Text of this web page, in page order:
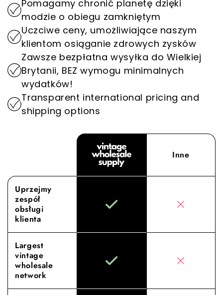
wydłużeniem żywotności odzieży poprzez jej
naprawę, odsprzedaż, upcykling i ponowne
wykorzystanie.
Nadając priorytet zrównoważonemu rozwojowi,
odgrywamy ważną rolę w zmniejszaniu wpływu
branży modowej na środowisko.
przedmiot spełnia najwyższe standardy,
wyróżniając nas jako miejsce docelowe
hurtowej sprzedaży odzieży vintage.
Poczuj różnicę dzięki Vintage Wholesale Supply,
gdzie nasze zaangażowanie w doskonałe
zaopatrzenie i obsługę podnosi Twoje
doświadczenie hurtowe na nowy poziom.
Pomagamy chronić planetę dzięki
modzie o obiegu zamkniętym
Uczciwe ceny, umożliwiające naszym
klientom osiąganie zdrowych zysków
Zawsze bezpłatna wysyłka do Wielkiej
Brytanii, BEZ wymogu minimalnych
wydatków!
Transparent international pricing and
shipping options
Inne
Uprzejmy
zespół
obsługi
klienta
Largest
vintage
wholesale
network